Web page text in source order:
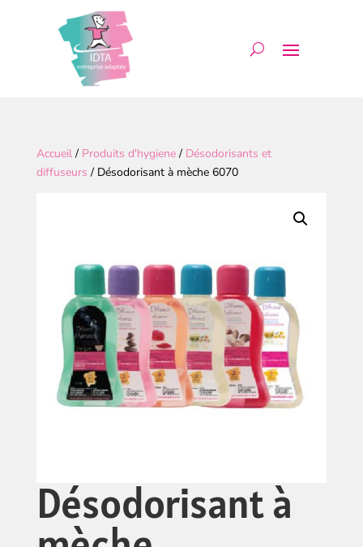
Accueil/ Produits d'hygiene/ Désodorisants et
diffuseurs / Désodorisant à mèche 6070
Désodorisant à